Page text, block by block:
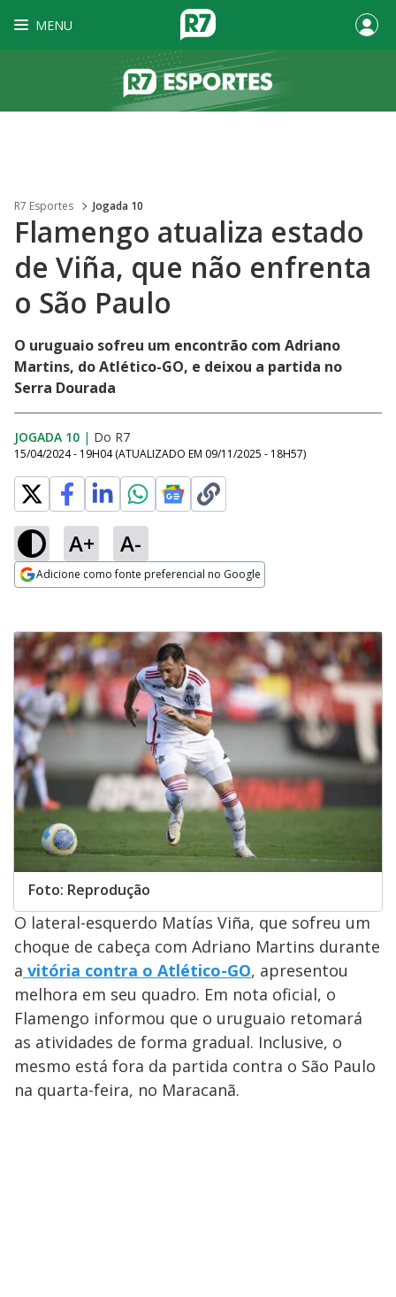
MENU
R7 Esportes Jogada 10
Flamengo atualiza estado
de Viña, que não enfrenta
o São Paulo
O uruguaio sofreu um encontrão com Adriano
Martins, do Atlético-GO, e deixou a partida no
Serra Dourada
JOGADA 10 | Do R7
15/04/2024 - 19H04 (ATUALIZADO EM 09/11/2025 - 18H57)
A+ A-
Adicione como fonte preferencial no Google
Foto: Reprodução
O lateral-esquerdo Matías Viña, que sofreu um
choque de cabeça com Adriano Martins durante
a vitória contra o Atlético-GO, apresentou
melhora em seu quadro. Em nota oficial, o
Flamengo informou que o uruguaio retomará
as atividades de forma gradual. Inclusive, o
mesmo está fora da partida contra o São Paulo
na quarta-feira, no Maracanã.